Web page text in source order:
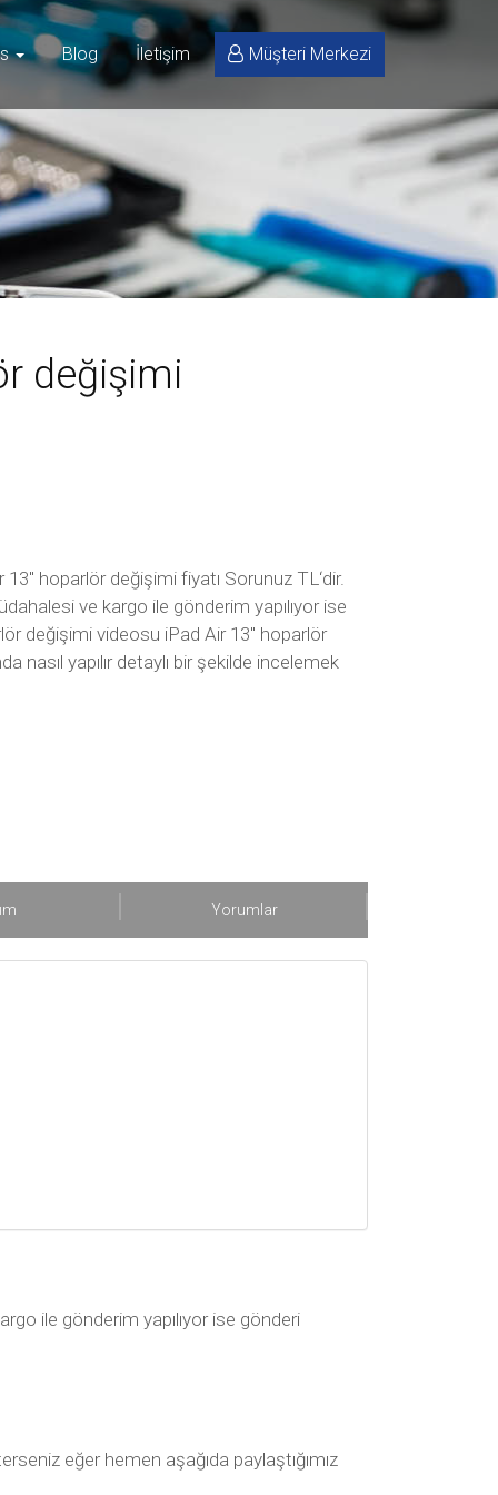
Blog İletişim Müşteri Merkezi
değişimi
hoparlör değişimi fiyatı Sorunuz TL‘dir.
ve kargo ile gönderim yapılıyor ise
değişimi videosu iPad Air 13″ hoparlör
nasıl yapılır detaylı bir şekilde incelemek
Yorumlar
ile gönderim yapılıyor ise gönderi
eğer hemen aşağıda paylaştığımız